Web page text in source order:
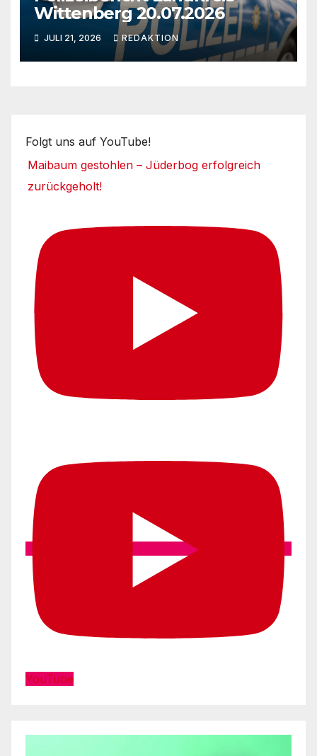
Wittenberg 20.07.2026
JULI 21, 2026 REDAKTION
Folgt uns auf YouTube!
Maibaum gestohlen – Jüderbog erfolgreich
zurückgeholt!
YouTube